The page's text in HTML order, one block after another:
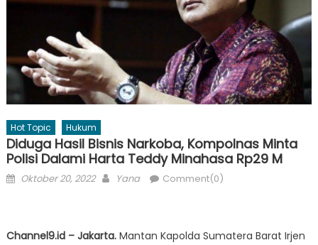
Hot Topic Hukum
Diduga Hasil Bisnis Narkoba, Kompolnas Minta
Polisi Dalami Harta Teddy Minahasa Rp29 M
Posted
Oktober 20, 2022 Author
Yana Comment(0)
Channel9.id – Jakarta. Mantan Kapolda Sumatera Barat Irjen